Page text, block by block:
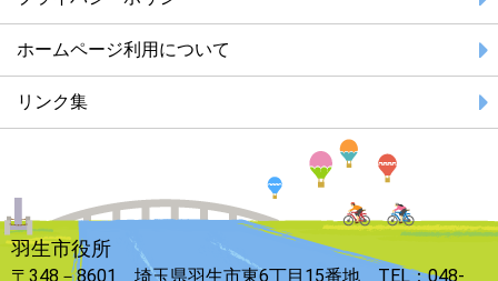
ホームページ利用について
リンク集
羽生市役所
〒348－8601 埼玉県羽生市東6丁目15番地 TEL：048-